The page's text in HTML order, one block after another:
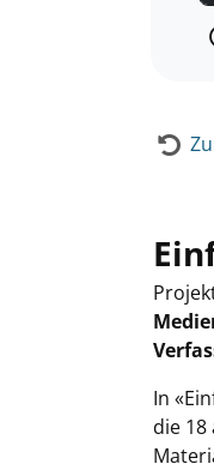
In
die